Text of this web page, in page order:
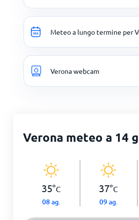
Meteo a lungo termine per
Verona webcam
Verona meteo a 14
35°C
08 ag.
37°C
09 ag.